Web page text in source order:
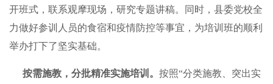
开班式，联系观摩现场，研究专题讲稿。同时，县委党校全
力做好参训人员的食宿和疫情防控等事宜，为培训班的顺利
举办打下了坚实基础。
按需施教，分批精准实施培训。 按照“分类施教、突出实